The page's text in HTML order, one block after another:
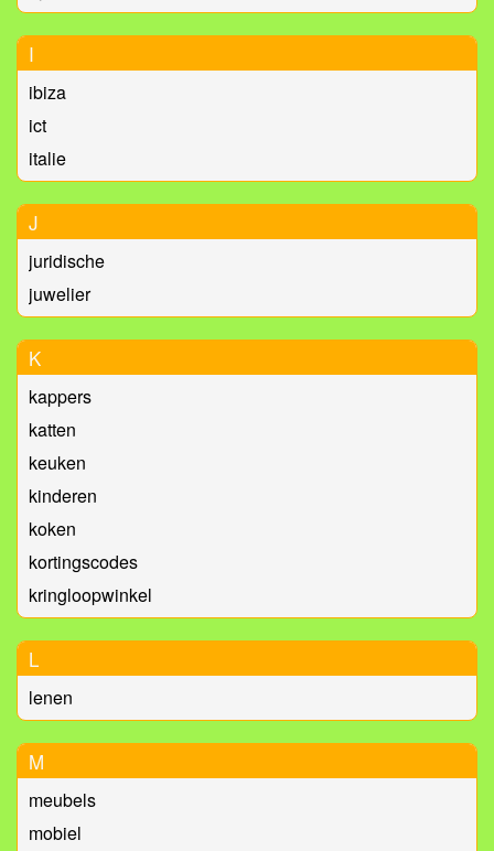
I
ibiza
ict
italie
J
juridische
juwelier
K
kappers
katten
keuken
kinderen
koken
kortingscodes
kringloopwinkel
L
lenen
M
meubels
mobiel